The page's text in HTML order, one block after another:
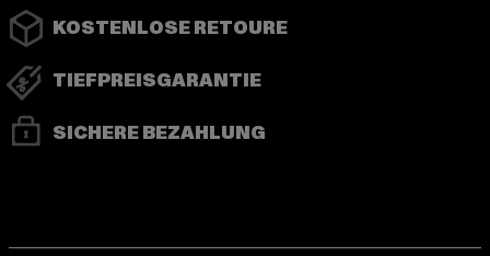
KOSTENLOSE RETOURE
TIEFPREISGARANTIE
SICHERE BEZAHLUNG